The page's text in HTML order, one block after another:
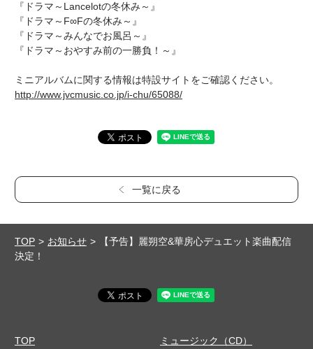
『ドラマ～Lancelotの冬休み～』
『ドラマ～F∞Fの冬休み～』
『ドラマ～みんなでお風呂～』
『ドラマ～おやすみ前の一勝負！～』
ミニアルバムに関する情報は特設サイトをご確認ください。
http://www.jvcmusic.co.jp/i-chu/65088/
一覧に戻る
TOP お知らせ
【予告】麗朔空&華房心デュエット楽曲配信
決定！
TOP
ミュージック（CD）